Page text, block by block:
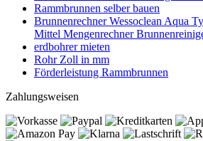
Rammbrunnen selber bauen
Brunnenrechner Wessoclean Aqua
Mittel Mengenrechner
erdbohrer mieten
Rohr Zoll in mm
Förderleistung Rammbrunnen
Zahlungsweisen